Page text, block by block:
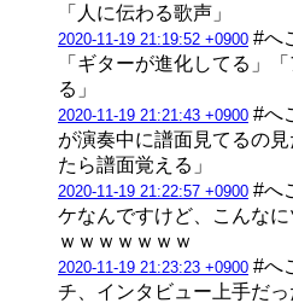
「人に伝わる歌声」
2020-11-19 21:19:52 +0900 #へ
「ギターが進化してる」
る」
2020-11-19 21:21:43 +0900 #へ
が演奏中に譜面見てるの
たら譜面覚える」
2020-11-19 21:22:57 +0900 #へ
ケなんですけど、こんな
ｗｗｗｗｗｗｗ
2020-11-19 21:23:23 +0900 #へ
チ、インタビュー上手だっ